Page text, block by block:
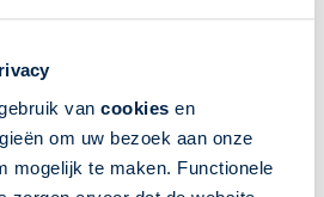
van cookies en
om uw bezoek aan onze
mogelijk te maken. Functionele
Lexington
zoals Bardstown